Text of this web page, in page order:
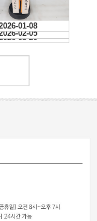
03-20
02-05
01-08